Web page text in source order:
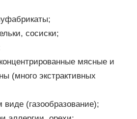
сосиски;
мясные и
(много экстрактивных
(газообразование);